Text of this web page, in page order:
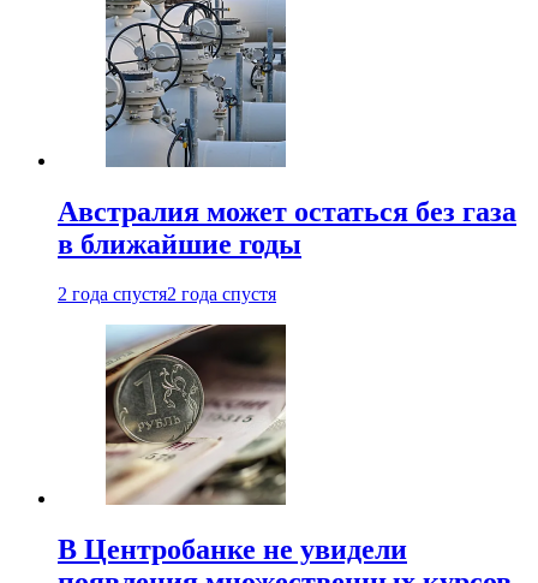
Австралия может остаться без газа
в ближайшие годы
2 года спустя2 года спустя
В Центробанке не увидели